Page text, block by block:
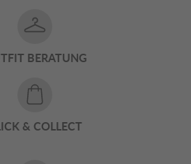
BERATUNG
& COLLECT